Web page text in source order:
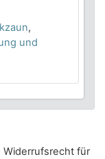
,
und
Widerrufsrecht für